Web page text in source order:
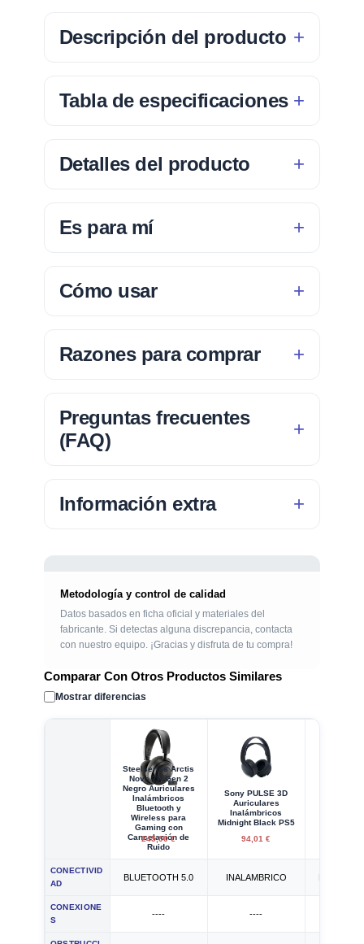
Descripción del producto
Tabla de especificaciones
Detalles del producto
Es para mí
Cómo usar
Razones para comprar
Preguntas frecuentes
(FAQ)
Información extra
Metodología y control de calidad
Datos basados en ficha oficial y materiales del
fabricante. Si detectas alguna discrepancia, contacta
con nuestro equipo. ¡Gracias y disfruta de tu compra!
Comparar Con Otros Productos Similares
Mostrar diferencias
Steelseries Arctis
Nova 7P Gen 2
Negro Auriculares
Inalámbricos
Bluetooth y
Wireless para
Gaming con
Cancelación de
Ruido
245,00 €
Sony PULSE 3D
Auriculares
Inalámbricos
Midnight Black PS5
94,01 €
CONECTIVID
AD
BLUETOOTH 5.0 INALAMBRICO
CONEXIONE
S
---- ----